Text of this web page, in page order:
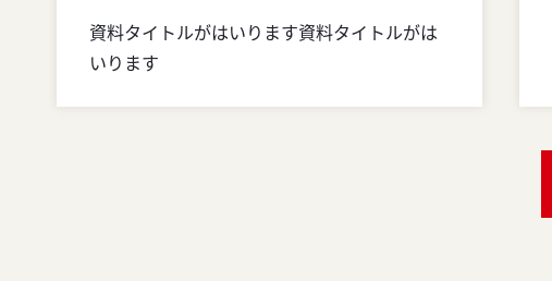
資料タイトルがはいります資料タイトルがは
いります